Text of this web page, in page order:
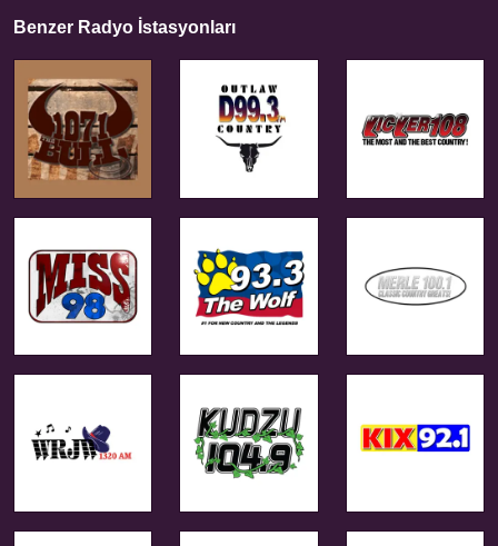
Benzer Radyo İstasyonları